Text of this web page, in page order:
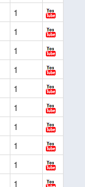
1
1
1
1
1
1
1
1
1
1